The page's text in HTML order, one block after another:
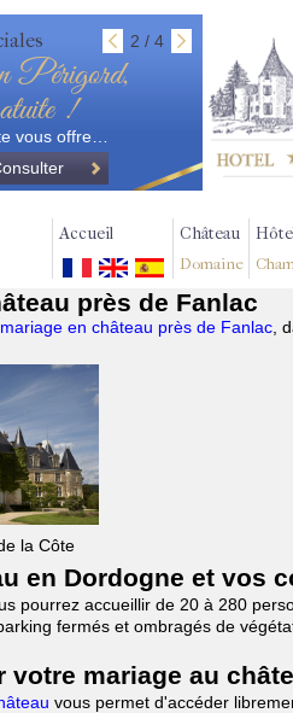
2 / 4
Périgord,
!
vous offre…
Accueil Château
Domaine
près de Fanlac
mariage en château près de Fanlac ,
la Côte
en Dordogne et vos
pourrez accueillir de 20 à 280
fermés et ombragés de
votre mariage au
vous permet d'accéder